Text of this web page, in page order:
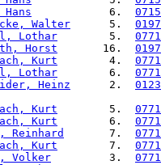
Hans
            6.
Walter
      5.
Lothar
        5.
Horst
       16.
Kurt
        4.
Lothar
        6.
Heinz
      2.
Kurt
        5.
Kurt
        6.
Reinhard
       7.
Kurt
        7.
Volker
         3.